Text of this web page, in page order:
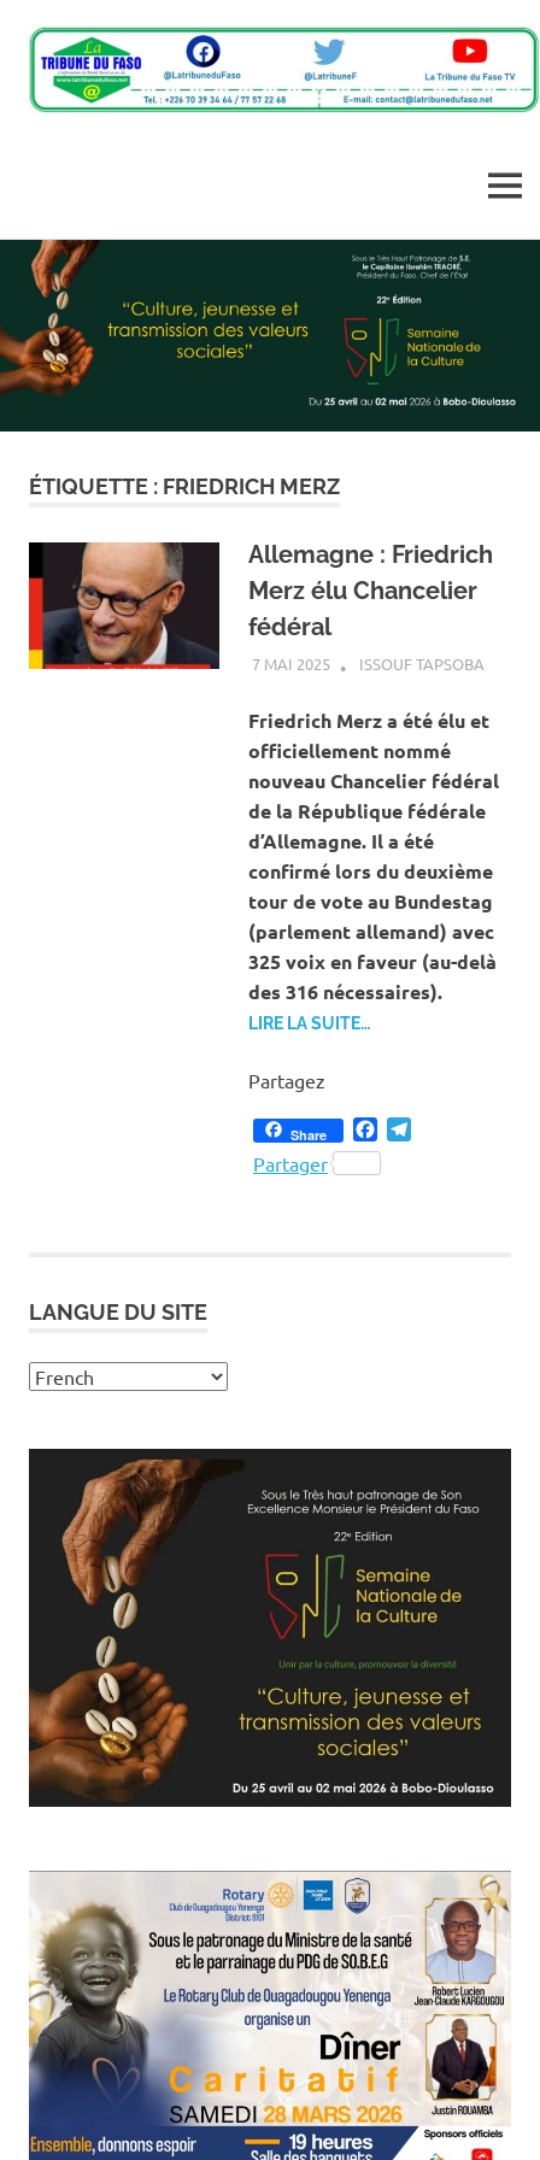
Skip
content
du
Faso
un
clic
MENU
ÉTIQUETTE : FRIEDRICH MERZ
Allemagne : Friedrich
Merz élu Chancelier
fédéral
7 MAI 2025 ISSOUF TAPSOBAA LA
Friedrich Merz a été élu et
officiellement nommé
nouveau Chancelier fédéral
de la République fédérale
d’Allemagne. Il a été
confirmé lors du deuxième
tour de vote au Bundestag
(parlement allemand) avec
325 voix en faveur (au-delà
des 316 nécessaires).
LIRE LA SUITE…
Partagez
Share Facebook
Partager
LANGUE DU SITE